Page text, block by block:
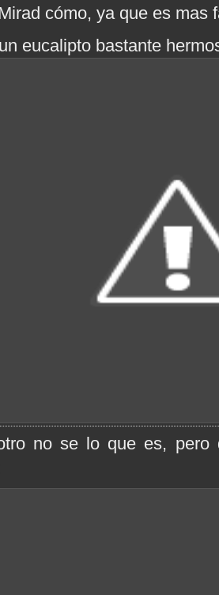
cómo, ya que es mas
eucalipto bastante
no se lo que es, pero